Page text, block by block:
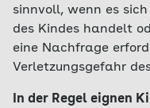
sinnvoll, wenn es
des Kindes handelt
eine Nachfrage
Verletzungsgefahr
In der Regel eignen